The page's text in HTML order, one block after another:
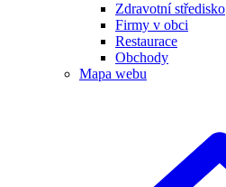
Zdravotní středisko
Firmy v obci
Restaurace
Obchody
Mapa webu